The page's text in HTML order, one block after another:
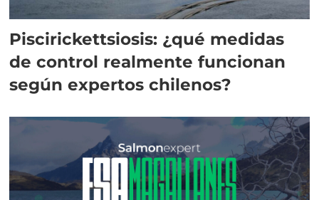
Piscirickettsiosis: ¿qué medidas
de control realmente funcionan
según expertos chilenos?